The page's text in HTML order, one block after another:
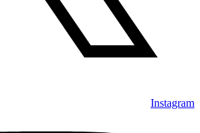
Instagram